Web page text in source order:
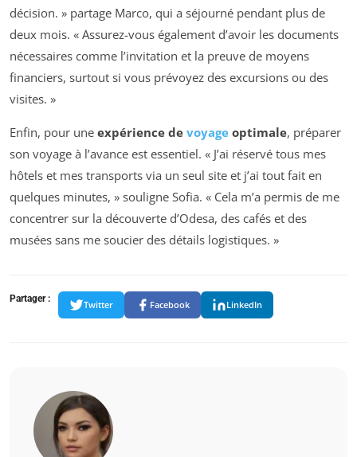
décision. » partage Marco, qui a séjourné pendant plus de
deux mois. « Assurez-vous également d’avoir les documents
nécessaires comme l’invitation et la preuve de moyens
financiers, surtout si vous prévoyez des excursions ou des
visites. »
Enfin, pour une expérience de voyage optimale, préparer
son voyage à l’avance est essentiel. « J’ai réservé tous mes
hôtels et mes transports via un seul site et j’ai tout fait en
quelques minutes, » souligne Sofia. « Cela m’a permis de me
concentrer sur la découverte d’Odesa, des cafés et des
musées sans me soucier des détails logistiques. »
Partager :
Twitter Facebook LinkedIn